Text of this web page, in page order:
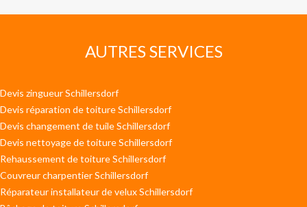
AUTRES SERVICES
Devis zingueur Schillersdorf
Devis réparation de toiture Schillersdorf
Devis changement de tuile Schillersdorf
Devis nettoyage de toiture Schillersdorf
Rehaussement de toiture Schillersdorf
Couvreur charpentier Schillersdorf
Réparateur installateur de velux Schillersdorf